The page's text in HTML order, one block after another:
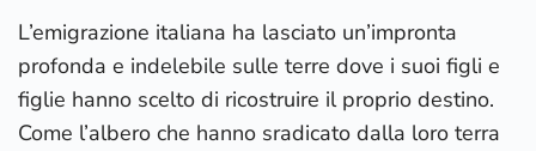
L’emigrazione italiana ha lasciato un’impronta
profonda e indelebile sulle terre dove i suoi figli e
figlie hanno scelto di ricostruire il proprio destino.
Come l’albero che hanno sradicato dalla loro terra